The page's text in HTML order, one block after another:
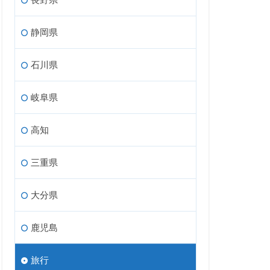
静岡県
石川県
岐阜県
高知
三重県
大分県
鹿児島
旅行